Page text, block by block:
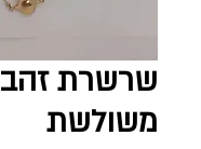
שרשרת זהב
משולשת